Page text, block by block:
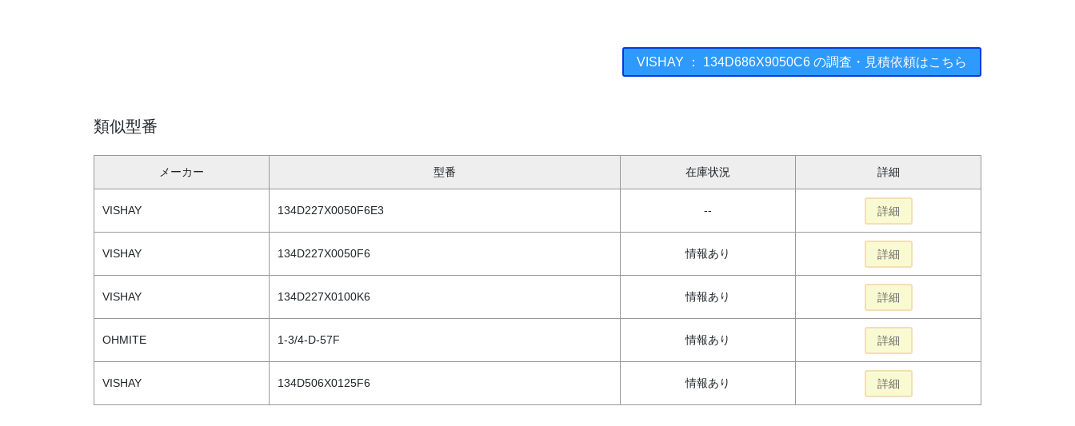
VISHAY ： 134D686X9050C6 の調査・見積依頼はこちら
類似型番
メーカー 型番 在庫状況 詳細
VISHAY 134D227X0050F6E3 -- 詳細
VISHAY 134D227X0050F6 情報あり 詳細
VISHAY 134D227X0100K6 情報あり 詳細
OHMITE 1-3/4-D-57F 情報あり 詳細
VISHAY 134D506X0125F6 情報あり 詳細